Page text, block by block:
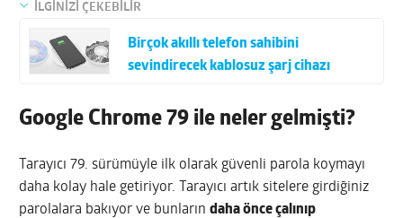
İLGİNİZİ ÇEKEBİLİR
Birçok akıllı telefon sahibini
sevindirecek kablosuz şarj cihazı
Google Chrome 79 ile neler gelmişti?
Tarayıcı 79. sürümüyle ilk olarak güvenli parola koymayı
daha kolay hale getiriyor. Tarayıcı artık sitelere girdiğiniz
parolalara bakıyor ve bunlarındaha önce çalınıp